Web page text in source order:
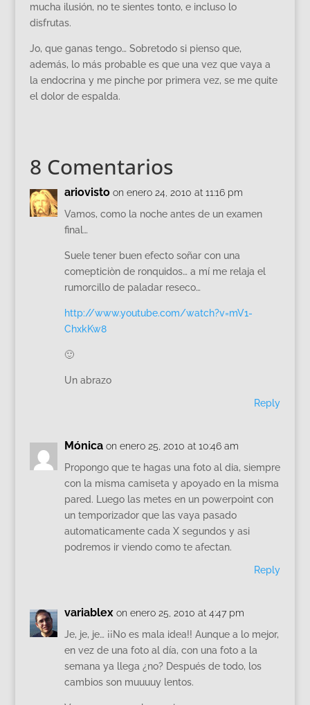
mucha ilusión, no te sientes tonto, e incluso lo
disfrutas.
Jo, que ganas tengo… Sobretodo si pienso que,
además, lo más probable es que una vez que vaya a
la endocrina y me pinche por primera vez, se me quite
el dolor de espalda.
8 Comentarios
ariovisto on enero 24, 2010 at 11:16 pm
Vamos, como la noche antes de un examen
final…
Suele tener buen efecto soñar con una
comepticiòn de ronquidos… a mí me relaja el
rumorcillo de paladar reseco…
http://www.youtube.com/watch?v=mV1-
ChxkKw8
🙂
Un abrazo
Reply
Mónica on enero 25, 2010 at 10:46 am
Propongo que te hagas una foto al dia, siempre
con la misma camiseta y apoyado en la misma
pared. Luego las metes en un powerpoint con
un temporizador que las vaya pasado
automaticamente cada X segundos y asi
podremos ir viendo como te afectan.
Reply
variablex on enero 25, 2010 at 4:47 pm
Je, je, je… ¡¡No es mala idea!! Aunque a lo mejor,
en vez de una foto al día, con una foto a la
semana ya llega ¿no? Después de todo, los
cambios son muuuuy lentos.